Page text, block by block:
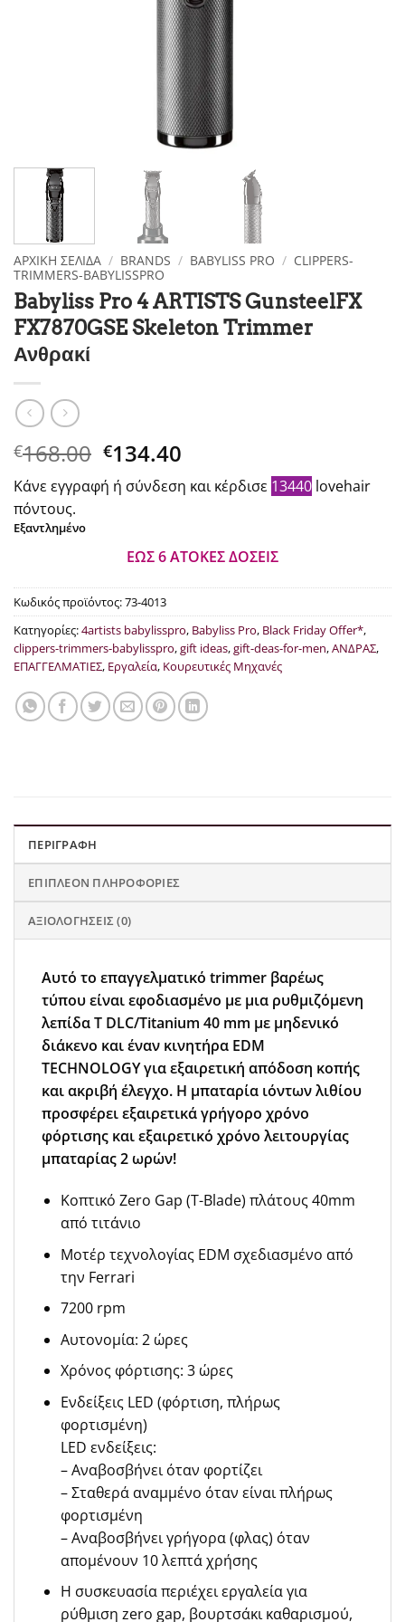
ΑΡΧΙΚΉ ΣΕΛΊΔΑ / BRANDS / BABYLISS PRO / CLIPPERS-
TRIMMERS-BABYLISSPRO
Babyliss Pro 4 ARTISTS GunsteelFX
FX7870GSE Skeleton Trimmer
Ανθρακί
€168.00 Original
price
was:
€134.40
τρέχουσα
τιμή
Κάνε εγγραφή ή σύνδεση και κέρδισε 13440 lovehair
πόντους.
Εξαντλημένο
ΕΩΣ 6 ΑΤΟΚΕΣ ΔΟΣΕΙΣ
Κωδικός προϊόντος:73-4013
Κατηγορίες:4artists babylisspro, Babyliss Pro, Black Friday Offer*,
clippers-trimmers-babylisspro,gift ideas,gift-deas-for-men,ΑΝΔΡΑΣ,
ΕΠΑΓΓΕΛΜΑΤΙΕΣ, Εργαλεία, Κουρευτικές Μηχανές
ΠΕΡΙΓΡΑΦΉ
ΕΠΙΠΛΈΟΝ ΠΛΗΡΟΦΟΡΊΕΣ
ΑΞΙΟΛΟΓΉΣΕΙΣ (0)
Αυτό το επαγγελματικό trimmer βαρέως
τύπου είναι εφοδιασμένο με μια ρυθμιζόμενη
λεπίδα T DLC/Titanium 40 mm με μηδενικό
διάκενο και έναν κινητήρα EDM
TECHNOLOGY για εξαιρετική απόδοση κοπής
και ακριβή έλεγχο. Η μπαταρία ιόντων λιθίου
προσφέρει εξαιρετικά γρήγορο χρόνο
φόρτισης και εξαιρετικό χρόνο λειτουργίας
μπαταρίας 2 ωρών!
Κοπτικό Zero Gap (T-Blade) πλάτους 40mm
από τιτάνιο
Μοτέρ τεχνολογίας EDM σχεδιασμένο από
την Ferrari
7200 rpm
Αυτονομία: 2 ώρες
Χρόνος φόρτισης: 3 ώρες
Ενδείξεις LED (φόρτιση, πλήρως
φορτισμένη)
LED ενδείξεις:
– Αναβοσβήνει όταν φορτίζει
– Σταθερά αναμμένο όταν είναι πλήρως
φορτισμένη
– Αναβοσβήνει γρήγορα (φλας) όταν
απομένουν 10 λεπτά χρήσης
Η συσκευασία περιέχει εργαλεία για
ρύθμιση zero gap, βουρτσάκι καθαρισμού,